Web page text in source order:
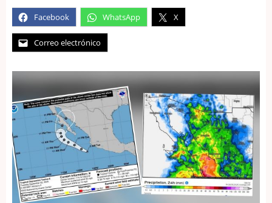
Facebook WhatsApp X
Correo electrónico